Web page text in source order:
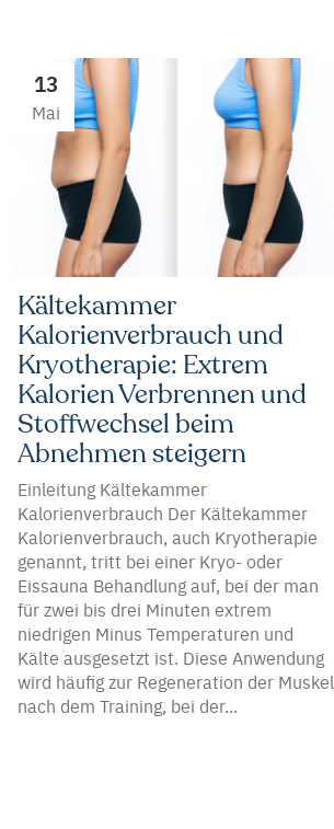
13
Mai
Kältekammer
Kalorienverbrauch und
Kryotherapie: Extrem
Kalorien Verbrennen und
Stoffwechsel beim
Abnehmen steigern
Einleitung Kältekammer
Kalorienverbrauch Der Kältekammer
Kalorienverbrauch, auch Kryotherapie
genannt, tritt bei einer Kryo- oder
Eissauna Behandlung auf, bei der man
für zwei bis drei Minuten extrem
niedrigen Minus Temperaturen und
Kälte ausgesetzt ist. Diese Anwendung
wird häufig zur Regeneration der Muskel
nach dem Training, bei der...